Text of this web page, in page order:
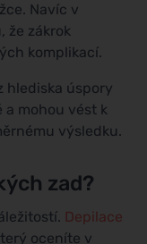
Navíc v
že zákrok
komplikací.
hlediska úspory
a mohou vést k
výsledku.
zad?
Depilace
oceníte v